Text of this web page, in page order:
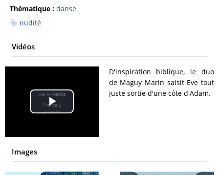
Thématique : danse
nudité
Vidéos
Play
Video
D'inspiration biblique, le duo
de Maguy Marin saisit Eve tout
juste sortie d'une côte d'Adam.
Images